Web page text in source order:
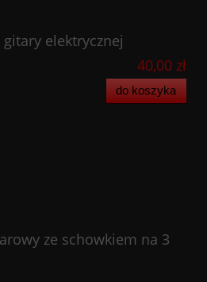
elektrycznej
40,00 zł
do koszyka
ze schowkiem na 3